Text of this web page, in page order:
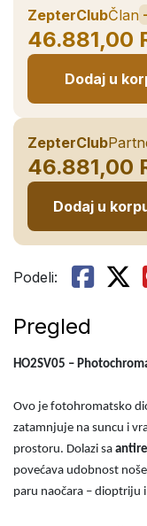
ZepterClubČlan
46.881,00
Dodaj u
ZepterClub
46.881,00
Podeli:
Pregled
HO2SV05 –
Ovo je fotohromatsko
zatamnjuje na suncu i
prostoru. Dolazi sa
povećava udobnost
paru naočara – dioptriju